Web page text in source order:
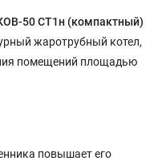
50 СТ1н (компактный)
жаротрубный котел,
помещений площадью
повышает его